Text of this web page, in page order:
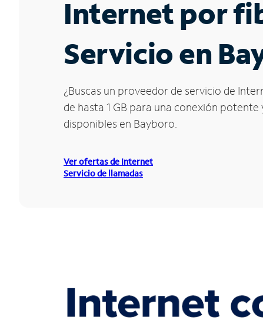
Internet por
Servicio en
¿Buscas un proveedor de servicio de
de hasta 1 GB para una conexión
disponibles en Bayboro.
Ver ofertas de Internet
Servicio de llamadas